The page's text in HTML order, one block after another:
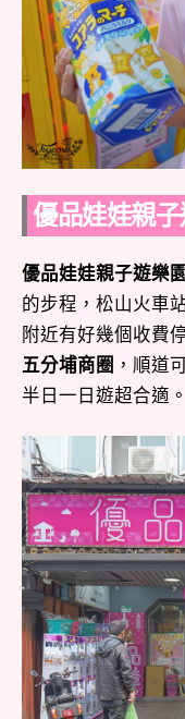
優品娃娃親
優品娃娃親子遊樂
的步程，松山火車
附近有好幾個收費
五分埔商圈 ，順道
半日一日遊超合適。